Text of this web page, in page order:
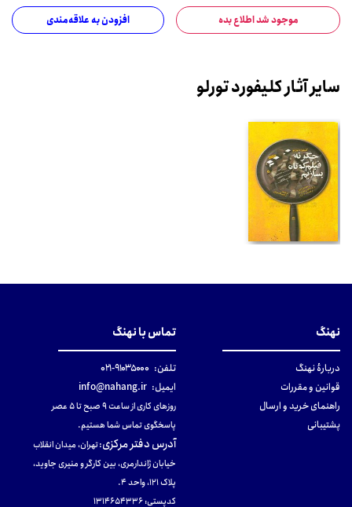
موجود شد اطلاع بده افزودن به علاقه‌مندی
سایر آثار کلیفورد تورلو
نهنگ
دربارهٔ نهنگ
قوانین و مقررات
راهنمای خرید و ارسال
پشتیبانی
تماس با نهنگ
تلفن: ۹۱۰۳۵۰۰۰-۰۲۱
ایمیل: info@nahang.ir
روزهای کاری از ساعت ۹ صبح تا ۵ عصر
پاسخگوی تماس شما هستیم.
آدرس دفتر مرکزی:تهران، میدان انقلاب
خیابان ژاندارمری، بین کارگر و منیری جاوید،
پلاک 121، واحد ۴.
کدپستی: 131465433۶